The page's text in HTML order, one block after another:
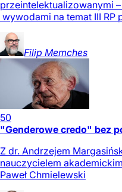
przeintelektualizowanymi
wywodami na temat III RP
Filip Memches
50
"Genderowe credo" bez
Z dr. Andrzejem
nauczycielem
Paweł Chmielewski